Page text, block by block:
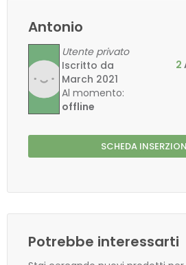
Antonio
Utente privato
Iscritto da
March 2021
Al momento:
offline
2
SCHEDA
Potrebbe interessarti